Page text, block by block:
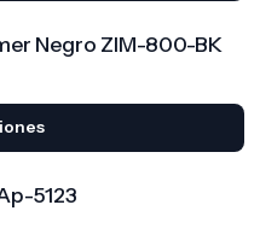
Negro ZIM-800-BK
5123